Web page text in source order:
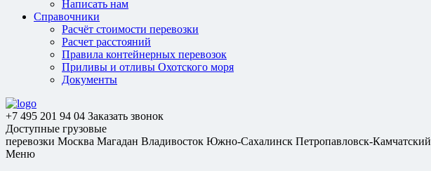
Написать нам
Справочники
Расчёт стоимости перевозки
Расчет расстояний
Правила контейнерных перевозок
Приливы и отливы Охотского моря
Документы
+7 495 201 94 04 Заказать звонок
Доступные грузовые
перевозки Москва Магадан Владивосток Южно-Сахалинск Петропавловск-Камчатский
Меню